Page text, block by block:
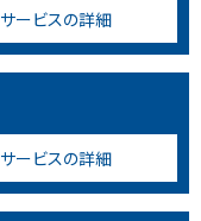
サービスの詳細
サービスの詳細